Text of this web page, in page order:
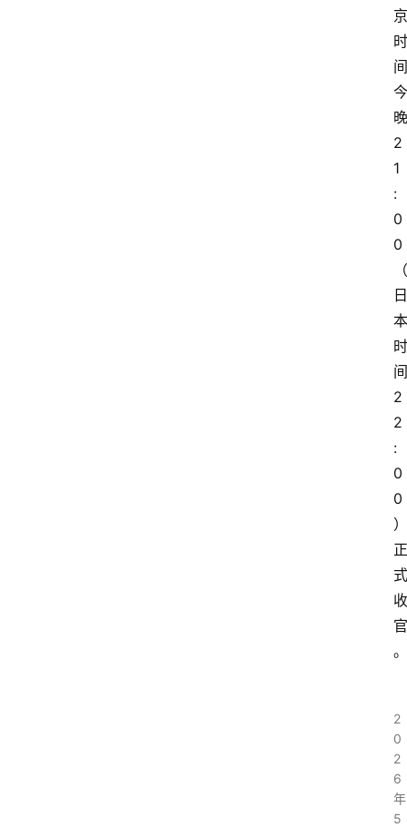
京
时
间
今
晚
2
1
:
0
0
（
日
本
时
间
2
2
:
0
0
）
正
式
收
官
。
2
0
2
6
年
5